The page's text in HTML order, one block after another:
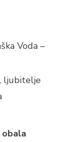
Voda –
ljubitelje
obala